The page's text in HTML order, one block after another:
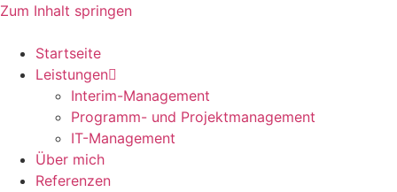
Zum Inhalt springen
Startseite
Leistungen
Interim-Management
Programm- und Projektmanagement
IT-Management
Über mich
Referenzen